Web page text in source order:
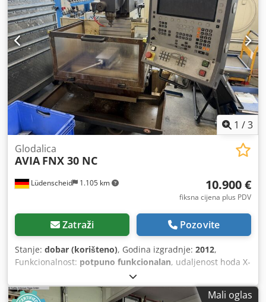
1 /3
Lüdenscheid 1.105 km
Glodalica
AVIA FNX 30 NC
10.900 €
fiksna cijena plus PDV
Zatraži Pozovite
Stanje: dobar (korišteno), Godina izgradnje: 2012,
Funkcionalnost: potpuno funkcionalan, udaljenost hoda X-
315 mm
350 mm,
Mali oglas